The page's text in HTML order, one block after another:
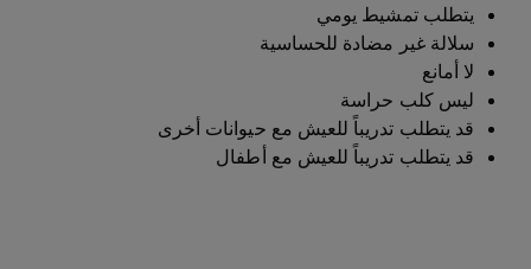
يتطلب تمشيط يومي
سلالة غير مضادة للحساسية
لا أمانع
ليس كلب حراسة
قد يتطلب تدريباً للعيش مع حيوانات أخرى
قد يتطلب تدريباً للعيش مع أطفال